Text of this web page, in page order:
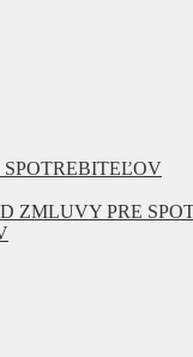
ZMLUVY PRE